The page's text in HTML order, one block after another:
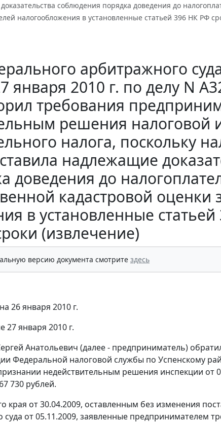
соблюдения порядка доведения до
налогообложения в установленные статьей 396 НК РФ
арбитражного
января 2010 г. по делу N
требования
решения налоговой
налога, поскольку
надлежащие
доведения до
кадастровой оценки
в установленные
(извлечение)
версию документа смотрите здесь
26 января 2010 г.
января 2010 г.
Анатольевич (далее - предприниматель)
Федеральной налоговой службы по Успенскому
недействительным решения инспекции от
730 рублей.
края от 30.04.2009, оставленным без изменения
от 05.11.2009, заявленные предпринимателем